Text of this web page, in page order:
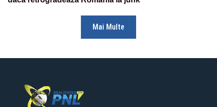
Mai Multe